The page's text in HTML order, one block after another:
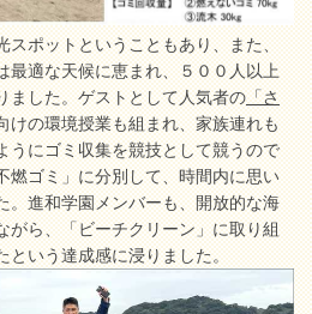
ポットということもあり、また、
最適な天候に恵まれ、５００人以上
ました。ゲストとして人気者の「さ
けの環境授業も組まれ、家族連れも
うにゴミ収集を競技として競うので
燃ゴミ」に分別して、時間内に思い
。進和学園メンバーも、開放的な海
がら、「ビーチクリーン」に取り組
という達成感に浸りました。